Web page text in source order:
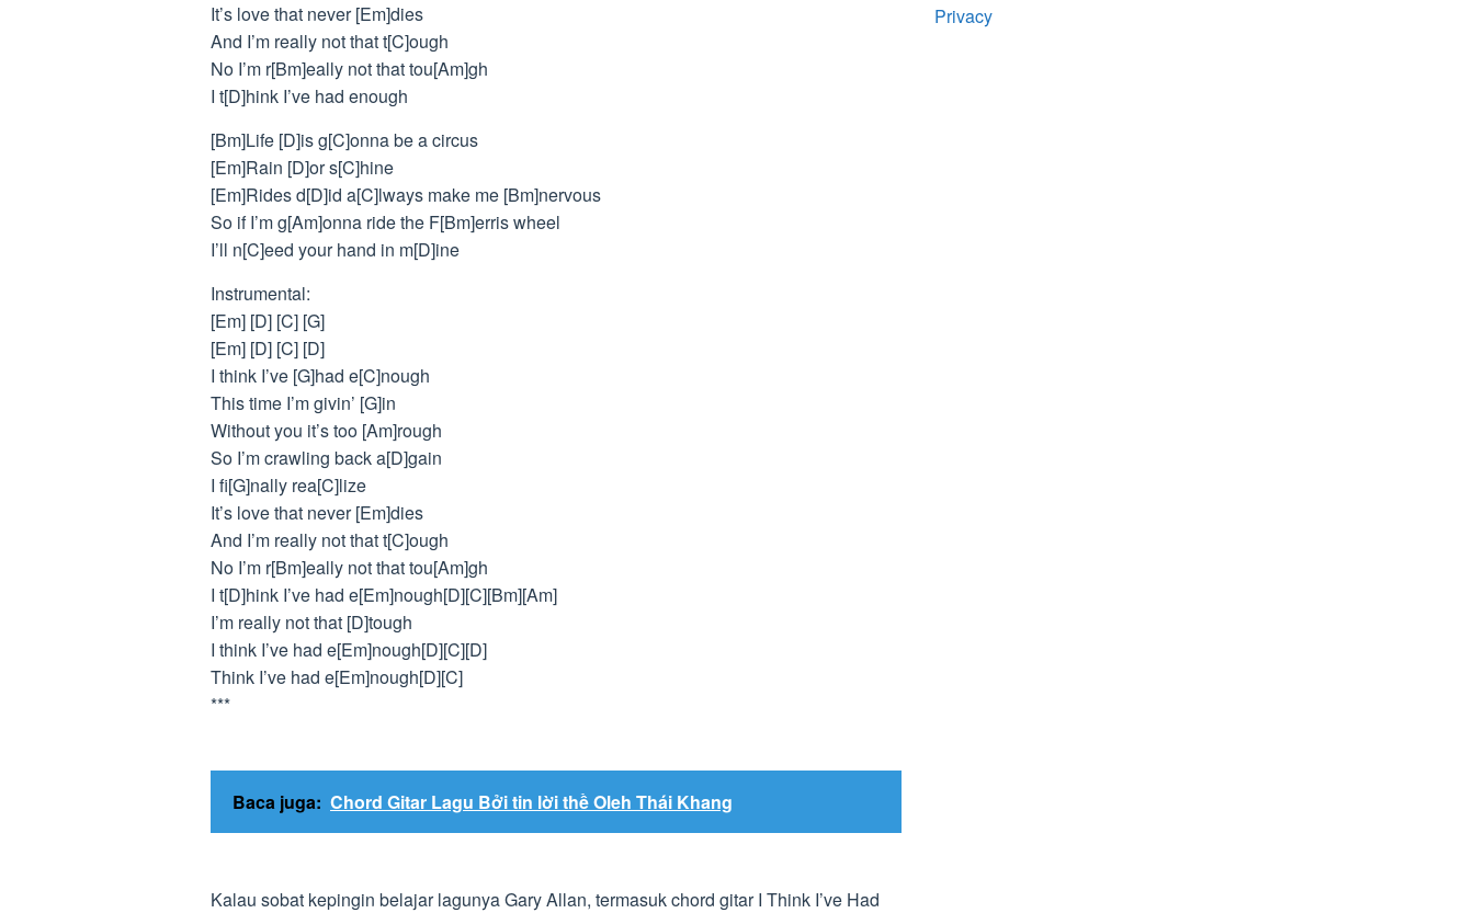
It’s love that never [Em]dies
And I’m really not that t[C]ough
No I’m r[Bm]eally not that tou[Am]gh
I t[D]hink I’ve had enough
[Bm]Life [D]is g[C]onna be a circus
[Em]Rain [D]or s[C]hine
[Em]Rides d[D]id a[C]lways make me [Bm]nervous
So if I’m g[Am]onna ride the F[Bm]erris wheel
I’ll n[C]eed your hand in m[D]ine
Instrumental:
[Em] [D] [C] [G]
[Em] [D] [C] [D]
I think I’ve [G]had e[C]nough
This time I’m givin’ [G]in
Without you it’s too [Am]rough
So I’m crawling back a[D]gain
I fi[G]nally rea[C]lize
It’s love that never [Em]dies
And I’m really not that t[C]ough
No I’m r[Bm]eally not that tou[Am]gh
I t[D]hink I’ve had e[Em]nough[D][C][Bm][Am]
I’m really not that [D]tough
I think I’ve had e[Em]nough[D][C][D]
Think I’ve had e[Em]nough[D][C]
***
Baca juga: Chord Gitar Lagu Bởi tin lời thề Oleh Thái Khang
Kalau sobat kepingin belajar lagunya Gary Allan, termasuk chord gitar I Think I’ve Had
Privacy